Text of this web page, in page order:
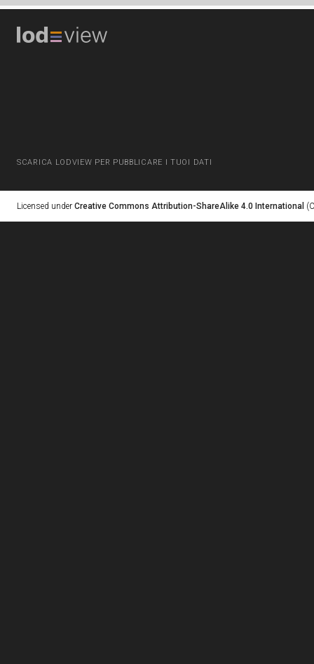
SCARICA LODVIEW PER PUBBLICARE I TUOI DATI
Licensed under Creative Commons Attribution-ShareAlike 4.0 International